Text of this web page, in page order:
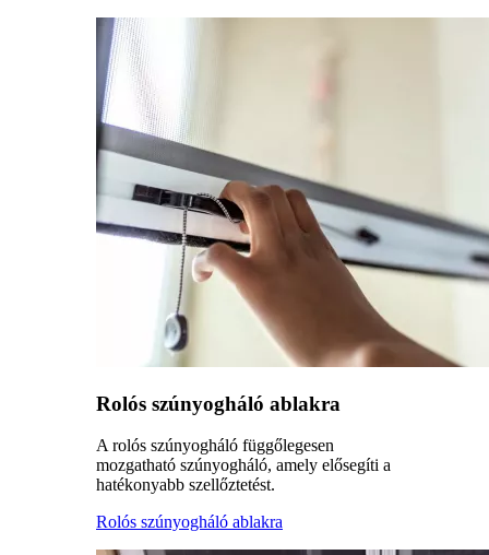
Rolós szúnyogháló ablakra
A rolós szúnyogháló függőlegesen
mozgatható szúnyogháló, amely elősegíti a
hatékonyabb szellőztetést.
Rolós szúnyogháló ablakra